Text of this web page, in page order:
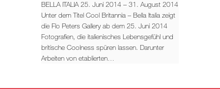
BELLA ITALIA 25. Juni 2014 – 31. August 2014
Unter dem Titel Cool Britannia – Bella Italia zeigt
die Flo Peters Gallery ab dem 25. Juni 2014
Fotografien, die italienisches Lebensgefühl und
britische Coolness spüren lassen. Darunter
Arbeiten von etablierten…